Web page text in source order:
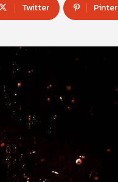
Twitter